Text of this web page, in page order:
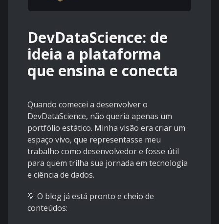
DevDataScience: de
ideia a plataforma
que ensina e conecta
Quando comecei a desenvolver o
DevDataScience, não queria apenas um
portfólio estático. Minha visão era criar um
espaço vivo, que representasse meu
trabalho como desenvolvedor e fosse útil
para quem trilha sua jornada em tecnologia
e ciência de dados.
💡 O blog já está pronto e cheio de
conteúdos: